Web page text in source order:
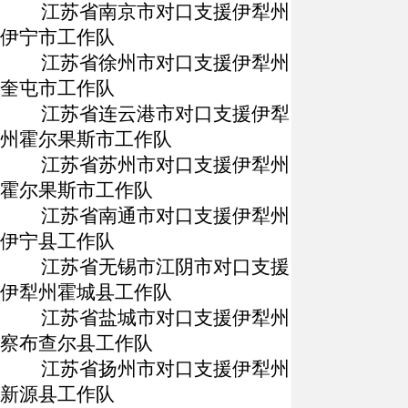
江苏省南京市对口支援伊犁州
伊宁市工作队
江苏省徐州市对口支援伊犁州
奎屯市工作队
江苏省连云港市对口支援伊犁
州霍尔果斯市工作队
江苏省苏州市对口支援伊犁州
霍尔果斯市工作队
江苏省南通市对口支援伊犁州
伊宁县工作队
江苏省无锡市江阴市对口支援
伊犁州霍城县工作队
江苏省盐城市对口支援伊犁州
察布查尔县工作队
江苏省扬州市对口支援伊犁州
新源县工作队